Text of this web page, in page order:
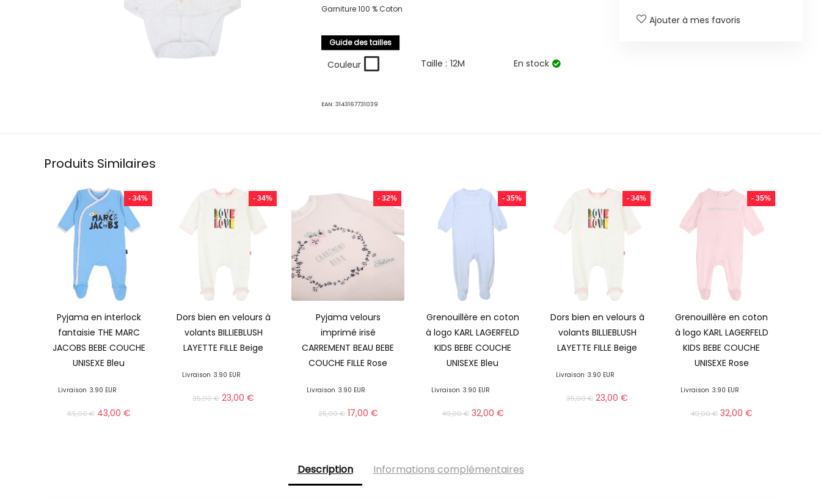
Garniture 100 % Coton
Guide des tailles
Couleur Taille : 12M En stock
EAN:3143167731039
Ajouter à mes favoris
Produits Similaires
- 34%
Pyjama en interlock
fantaisie THE MARC
JACOBS BEBE COUCHE
UNISEXE Bleu
Livraison 3.90 EUR
65,00€ 43,00 €
- 34%
Dors bien en velours à
volants BILLIEBLUSH
LAYETTE FILLE Beige
Livraison 3.90 EUR
35,00€ 23,00€
- 32%
Pyjama velours
imprimé irisé
CARREMENT BEAU BEBE
COUCHE FILLE Rose
Livraison 3.90 EUR
25,00€ 17,00 €
- 35%
Grenouillère en coton
à logo KARL LAGERFELD
KIDS BEBE COUCHE
UNISEXE Bleu
Livraison 3.90 EUR
49,00€ 32,00 €
- 34%
Dors bien en velours à
volants BILLIEBLUSH
LAYETTE FILLE Beige
Livraison 3.90 EUR
35,00€ 23,00€
- 35%
Grenouillère en coton
à logo KARL LAGERFELD
KIDS BEBE COUCHE
UNISEXE Rose
Livraison 3.90 EUR
49,00€ 32,00€
Description Informations complémentaires